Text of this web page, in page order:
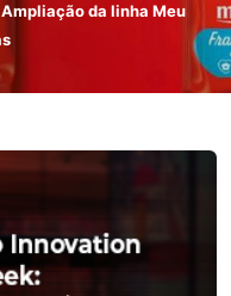
da linha Meu